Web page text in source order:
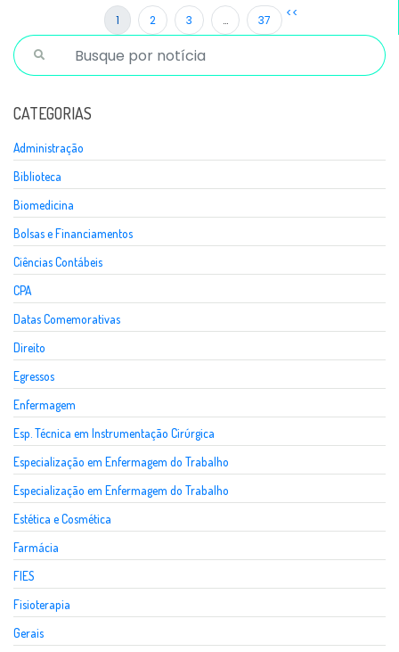
1 2 3 … 37 <<
CATEGORIAS
Administração
Biblioteca
Biomedicina
Bolsas e Financiamentos
Ciências Contábeis
CPA
Datas Comemorativas
Direito
Egressos
Enfermagem
Esp. Técnica em Instrumentação Cirúrgica
Especialização em Enfermagem do Trabalho
Especialização em Enfermagem do Trabalho
Estética e Cosmética
Farmácia
FIES
Fisioterapia
Gerais